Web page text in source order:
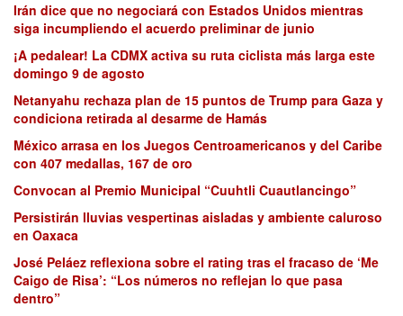
Irán dice que no negociará con Estados Unidos mientras
siga incumpliendo el acuerdo preliminar de junio
¡A pedalear! La CDMX activa su ruta ciclista más larga este
domingo 9 de agosto
Netanyahu rechaza plan de 15 puntos de Trump para Gaza y
condiciona retirada al desarme de Hamás
México arrasa en los Juegos Centroamericanos y del Caribe
con 407 medallas, 167 de oro
Convocan al Premio Municipal “Cuuhtli Cuautlancingo”
Persistirán lluvias vespertinas aisladas y ambiente caluroso
en Oaxaca
José Peláez reflexiona sobre el rating tras el fracaso de ‘Me
Caigo de Risa’: “Los números no reflejan lo que pasa
dentro”